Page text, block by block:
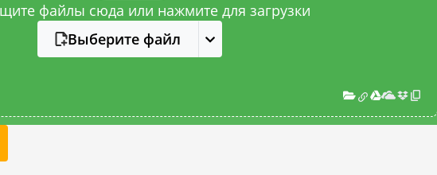
файлы сюда или нажмите для загрузки
Выберите файл